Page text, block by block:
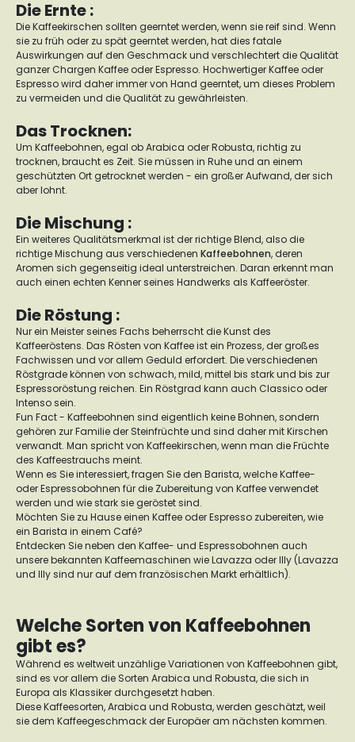
Die Ernte :
Die Kaffeekirschen sollten geerntet werden, wenn sie reif sind. Wenn
sie zu früh oder zu spät geerntet werden, hat dies fatale
Auswirkungen auf den Geschmack und verschlechtert die Qualität
ganzer Chargen Kaffee oder Espresso. Hochwertiger Kaffee oder
Espresso wird daher immer von Hand geerntet, um dieses Problem
zu vermeiden und die Qualität zu gewährleisten.
Das Trocknen:
Um Kaffeebohnen, egal ob Arabica oder Robusta, richtig zu
trocknen, braucht es Zeit. Sie müssen in Ruhe und an einem
geschützten Ort getrocknet werden - ein großer Aufwand, der sich
aber lohnt.
Die Mischung :
Ein weiteres Qualitätsmerkmal ist der richtige Blend, also die
richtige Mischung aus verschiedenen Kaffeebohnen, deren
Aromen sich gegenseitig ideal unterstreichen. Daran erkennt man
auch einen echten Kenner seines Handwerks als Kaffeeröster.
Die Röstung :
Nur ein Meister seines Fachs beherrscht die Kunst des
Kaffeeröstens. Das Rösten von Kaffee ist ein Prozess, der großes
Fachwissen und vor allem Geduld erfordert. Die verschiedenen
Röstgrade können von schwach, mild, mittel bis stark und bis zur
Espressoröstung reichen. Ein Röstgrad kann auch Classico oder
Intenso sein.
Fun Fact - Kaffeebohnen sind eigentlich keine Bohnen, sondern
gehören zur Familie der Steinfrüchte und sind daher mit Kirschen
verwandt. Man spricht von Kaffeekirschen, wenn man die Früchte
des Kaffeestrauchs meint.
Wenn es Sie interessiert, fragen Sie den Barista, welche Kaffee-
oder Espressobohnen für die Zubereitung von Kaffee verwendet
werden und wie stark sie geröstet sind.
Möchten Sie zu Hause einen Kaffee oder Espresso zubereiten, wie
ein Barista in einem Café?
Entdecken Sie neben den Kaffee- und Espressobohnen auch
unsere bekannten Kaffeemaschinen wie Lavazza oder Illy (Lavazza
und Illy sind nur auf dem französischen Markt erhältlich).
Welche Sorten von Kaffeebohnen
gibt es?
Während es weltweit unzählige Variationen von Kaffeebohnen gibt,
sind es vor allem die Sorten Arabica und Robusta, die sich in
Europa als Klassiker durchgesetzt haben.
Diese Kaffeesorten, Arabica und Robusta, werden geschätzt, weil
sie dem Kaffeegeschmack der Europäer am nächsten kommen.